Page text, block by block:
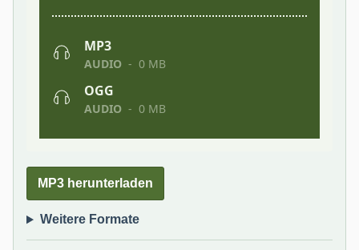
MP3 herunterladen
Weitere Formate